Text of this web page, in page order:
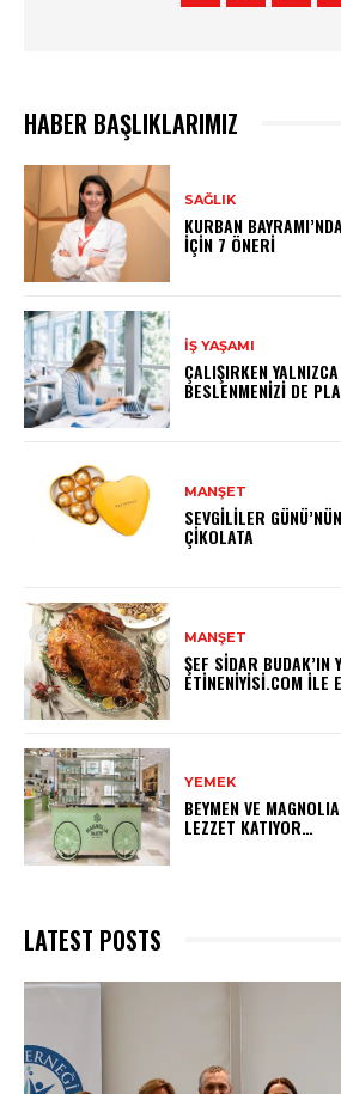
HABER BAŞLIKLARIMIZ
SAĞLIK
KURBAN
İÇIN 7 ÖNERI
İŞ YAŞAMI
ÇALIŞIRKEN
BESLENMENIZI DE
MANŞET
SEVGILILER
ÇIKOLATA
MANŞET
ŞEF SIDAR BUDAK’IN
ETINENIYISI.COM İLE
YEMEK
BEYMEN VE
LEZZET KATIYOR…
LATEST POSTS